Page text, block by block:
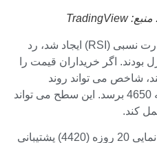
واگرایی منفی که در شاخص قدرت نسبی (RSI) ایجاد شد، رد
بودند. اگر خریداران قیمت را
کنند، شاخص می تواند روند
صعودی خود را از سر بگیرد و به 4650 برسد. این سطح می تواند
کند.
از جنبه نزولی، میانگین متحرک نمایی 20 روزه (4420) پشتیبانی